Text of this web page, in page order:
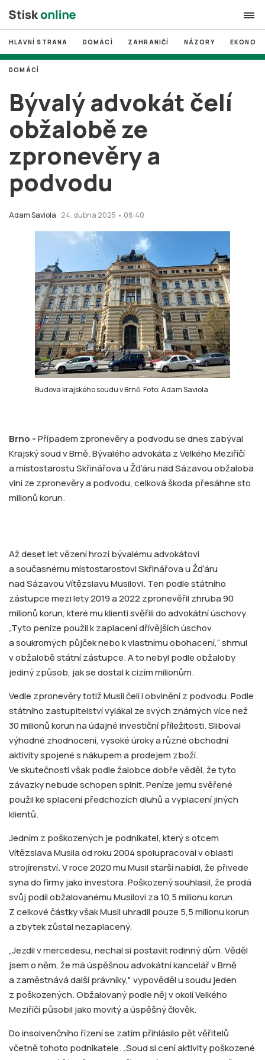
search
# MUNI
# Brno
# volby
login PŘIHLÁSIT SE
Zapomněli jste heslo?
Založit nový účet
HLAVNÍ STRANA DOMÁCÍ ZAHRANIČÍ NÁZORY
Bývalý advokát čelí
obžalobě ze
zpronevěry a
podvodu
Adam Saviola 24. dubna 2025 • 08:40
DOMÁCÍ
Budova krajského soudu v Brně. Foto: Adam Saviola
Brno -Případem zpronevěry a podvodu se dnes zabýval
Krajský soud v Brně. Bývalého advokáta z Velkého Meziříčí
a místostarostu Skřinářova u Žďáru nad Sázavou obžaloba
viní ze zpronevěry a podvodu, celková škoda přesáhne sto
milionů korun.
Až deset let vězení hrozí bývalému advokátovi
a současnému místostarostovi Skřinářova u Žďáru
nad Sázavou Vítězslavu Musilovi. Ten podle státního
zástupce mezi lety 2019 a 2022 zpronevěřil zhruba 90
milionů korun, které mu klienti svěřili do advokátní úschovy.
„Tyto peníze použil k zaplacení dřívějších úschov
a soukromých půjček nebo k vlastnímu obohacení,“ shrnul
v obžalobě státní zástupce. A to nebyl podle obžaloby
jediný způsob, jak se dostal k cizím milionům.
Vedle zpronevěry totiž Musil čelí i obvinění z podvodu. Podle
státního zastupitelství vylákal ze svých známých více než
30 milionů korun na údajné investiční příležitosti. Sliboval
výhodné zhodnocení, vysoké úroky a různé obchodní
aktivity spojené s nákupem a prodejem zboží.
Ve skutečnosti však podle žalobce dobře věděl, že tyto
závazky nebude schopen splnit. Peníze jemu svěřené
použil ke splacení předchozích dluhů a vyplacení jiných
klientů.
Jedním z poškozených je podnikatel, který s otcem
Vítězslava Musila od roku 2004 spolupracoval v oblasti
strojírenství. V roce 2020 mu Musil starší nabídl, že přivede
syna do firmy jako investora. Poškozený souhlasil, že prodá
svůj podíl obžalovanému Musilovi za 10,5 milionu korun.
Z celkové částky však Musil uhradil pouze 5,5 milionu korun
a zbytek zůstal nezaplacený.
„Jezdil v mercedesu, nechal si postavit rodinný dům. Věděl
jsem o něm, že má úspěšnou advokátní kancelář v Brně
a zaměstnává další právníky," vypověděl u soudu jeden
z poškozených. Obžalovaný podle něj v okolí Velkého
Meziříčí působil jako movitý a úspěšný člověk.
Do insolvenčního řízení se zatím přihlásilo pět věřitelů
včetně tohoto podnikatele. „Soud si cení aktivity poškozené